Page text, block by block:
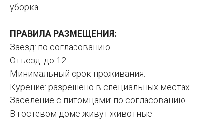
уборка.
ПРАВИЛА РАЗМЕЩЕНИЯ:
Заезд: по согласованию
Отъезд: до 12
Минимальный срок проживания:
Курение: разрешено в специальных местах
Заселение с питомцами: по согласованию
В гостевом доме живут животные